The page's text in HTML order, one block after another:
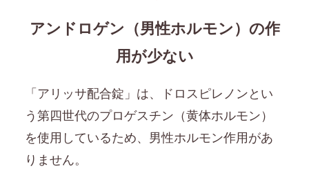
アンドロゲン（男性ホルモン）の作
用が少ない
「アリッサ配合錠」は、ドロスピレノンとい
う第四世代のプロゲスチン（黄体ホルモン）
を使用しているため、男性ホルモン作用があ
りません。